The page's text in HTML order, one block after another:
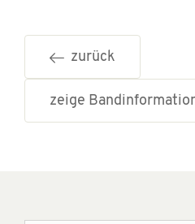
zurück
zeige